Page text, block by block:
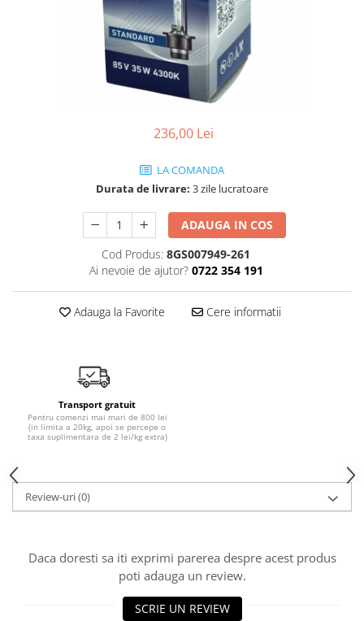
236,00 Lei
LA COMANDA
Durata de livrare: 3 zile lucratoare
ADAUGA IN COS
Cod Produs: 8GS007949-261
Ai nevoie de ajutor? 0722 354 191
Adauga la Favorite Cere informatii
Transport gratuit
Pentru comenzi mai mari de 800 lei
(in limita a 20kg, apoi se percepe o
taxa suplimentara de 2 lei/kg extra)
Review-uri(0)
Daca doresti sa iti exprimi parerea despre acest produs
poti adauga un review.
SCRIE UN REVIEW